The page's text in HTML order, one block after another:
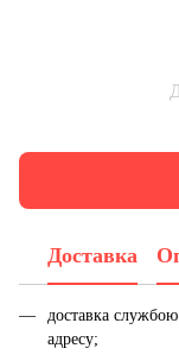
Доставка
доставка
адресу;